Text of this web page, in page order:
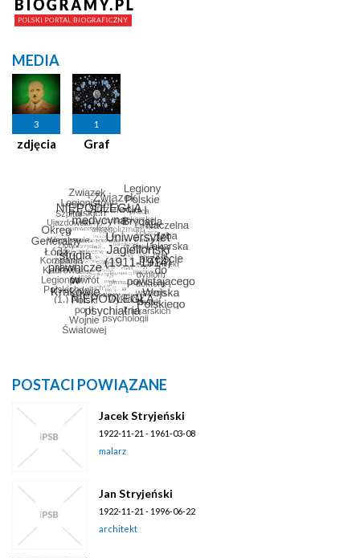
MEDIA
3
zdjęcia
1
Graf
POSTACI POWIĄZANE
Jacek Stryjeński
1922-11-21 - 1961-03-08
malarz
Jan Stryjeński
1922-11-21 - 1996-06-22
architekt